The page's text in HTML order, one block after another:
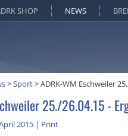
SHOP NEWS
>Sport>ADRK-WM Eschweiler
25./26.04.15 -
2015 | Print